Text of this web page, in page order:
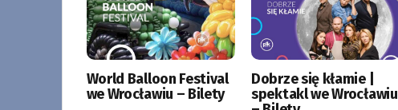
World Balloon Festival
we Wrocławiu – Bilety
Dobrze się kłamie |
spektakl we Wrocławiu